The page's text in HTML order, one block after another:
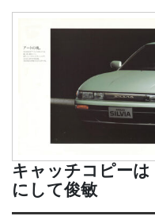
キャッチコピーは
にして俊敏